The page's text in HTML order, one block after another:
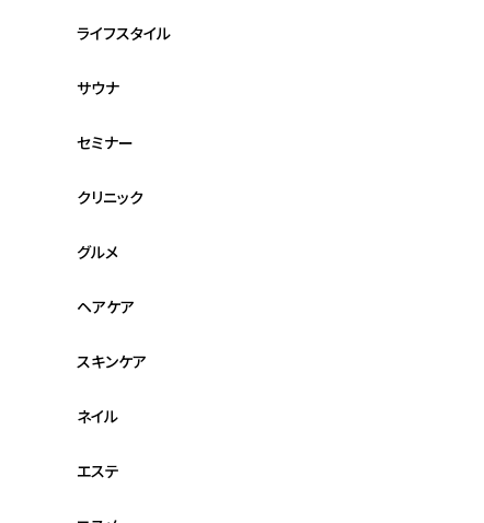
ライフスタイル
サウナ
セミナー
クリニック
グルメ
ヘアケア
スキンケア
ネイル
エステ